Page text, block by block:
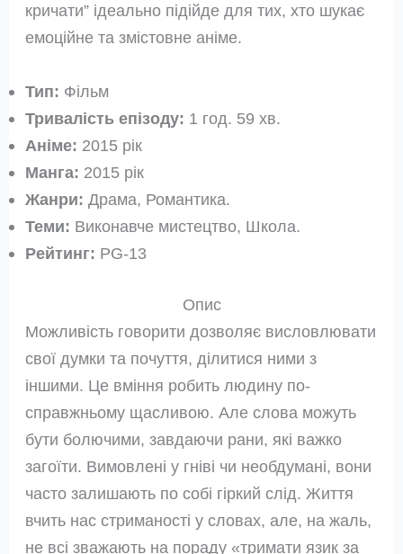
кричати” ідеально підійде для тих, хто шукає
емоційне та змістовне аніме.
Тип: Фільм
Тривалість епізоду: 1 год. 59 хв.
Аніме: 2015 рік
Манга: 2015 рік
Жанри:Драма, Романтика.
Теми: Виконавче мистецтво, Школа.
Рейтинг: PG-13
Опис
Можливість говорити дозволяє висловлювати
свої думки та почуття, ділитися ними з
іншими. Це вміння робить людину по-
справжньому щасливою. Але слова можуть
бути болючими, завдаючи рани, які важко
загоїти. Вимовлені у гніві чи необдумані, вони
часто залишають по собі гіркий слід. Життя
вчить нас стриманості у словах, але, на жаль,
не всі зважають на пораду «тримати язик за